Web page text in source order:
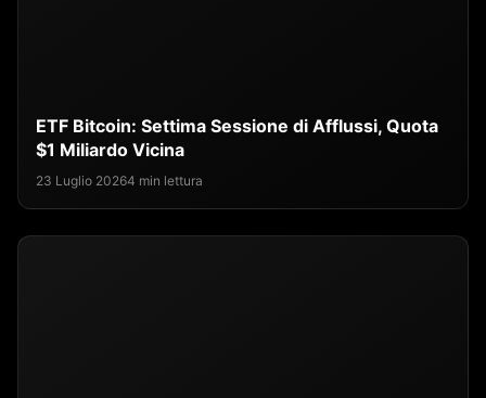
ETF Bitcoin: Settima Sessione di Afflussi, Quota
$1 Miliardo Vicina
23 Luglio 20264 min lettura